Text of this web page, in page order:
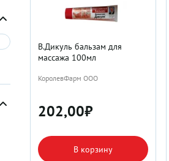
В.Дикуль бальзам для
массажа 100мл
КоролевФарм ООО
202,00₽
В корзину